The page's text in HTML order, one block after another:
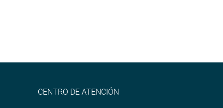
CENTRO DE ATENCIÓN